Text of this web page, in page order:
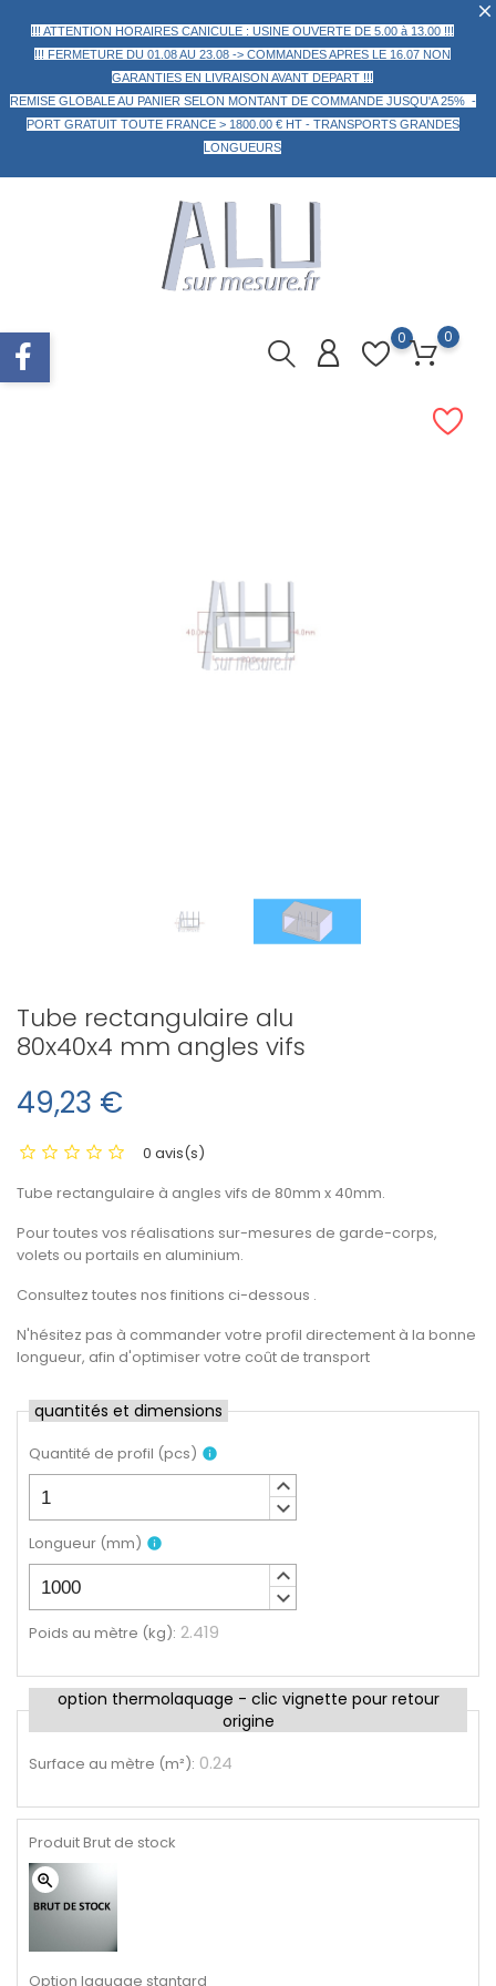
!!! ATTENTION HORAIRES CANICULE : USINE OUVERTE DE 5.00 à 13.00 !!!
!!! FERMETURE DU 01.08 AU 23.08 -> COMMANDES APRES LE 16.07 NON
GARANTIES EN LIVRAISON AVANT DEPART !!!
REMISE GLOBALE AU PANIER SELON MONTANT DE COMMANDE JUSQU'A 25% -
PORT GRATUIT TOUTE FRANCE > 1800.00 € HT - TRANSPORTS GRANDES
LONGUEURS
0 0
Tube rectangulaire alu
80x40x4 mm angles vifs
49,23 €
0 avis(s)
Tube rectangulaire à angles vifs de 80mm x 40mm.
Pour toutes vos réalisations sur-mesures de garde-corps,
volets ou portails en aluminium.
Consultez toutes nos finitions ci-dessous .
N'hésitez pas à commander votre profil directement à la bonne
longueur, afin d'optimiser votre coût de transport
quantités et dimensions
Quantité de profil (pcs) info
keyboard_arrow_up
keyboard_arrow_down
Longueur (mm) info
keyboard_arrow_up
keyboard_arrow_down
Poids au mètre (kg): 2.419
option thermolaquage - clic vignette pour retour
origine
Surface au mètre (m²): 0.24
Produit Brut de stock
zoom_in
Option laquage stantard